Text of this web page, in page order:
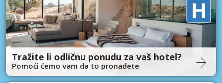
Tražite li odličnu ponudu za vaš hotel?
Pomoći ćemo vam da to pronađete